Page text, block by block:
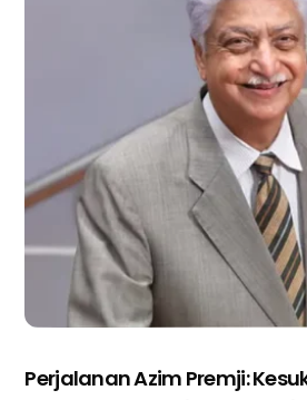
Perjalanan Azim Premji: